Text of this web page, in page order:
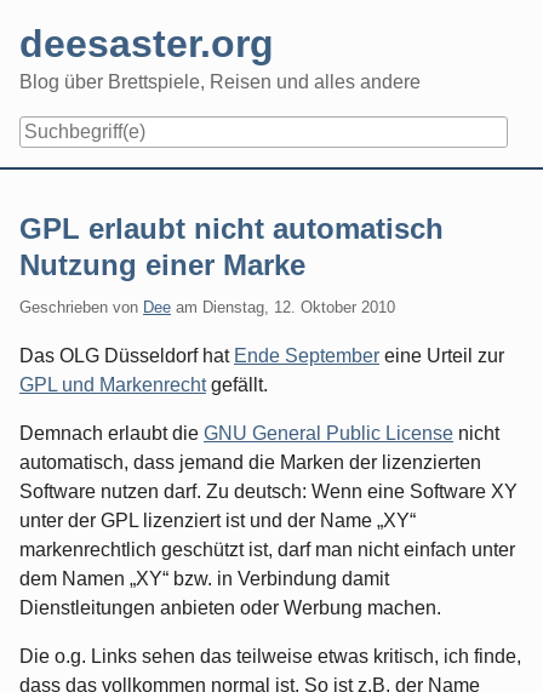
content
deesaster.org
Blog über Brettspiele, Reisen und alles andere
GPL erlaubt nicht automatisch
Nutzung einer Marke
Geschrieben von Dee am Dienstag, 12. Oktober 2010
Das OLG Düsseldorf hat Ende September eine Urteil zur
GPL und Markenrechtgefällt.
Demnach erlaubt die GNU General Public License nicht
automatisch, dass jemand die Marken der lizenzierten
Software nutzen darf. Zu deutsch: Wenn eine Software XY
unter der GPL lizenziert ist und der Name „XY“
markenrechtlich geschützt ist, darf man nicht einfach unter
dem Namen „XY“ bzw. in Verbindung damit
Dienstleitungen anbieten oder Werbung machen.
Die o.g. Links sehen das teilweise etwas kritisch, ich finde,
dass das vollkommen normal ist. So ist z.B. der Name